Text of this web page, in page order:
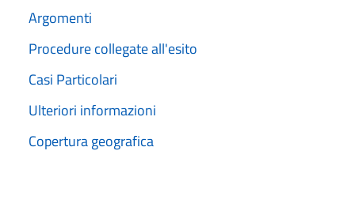
Argomenti
Procedure collegate all'esito
Casi Particolari
Ulteriori informazioni
Copertura geografica